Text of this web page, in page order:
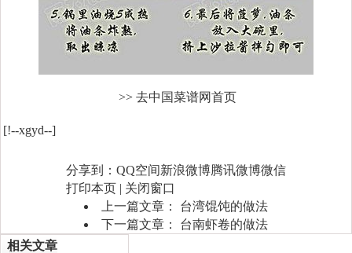
>> 去中国菜谱网首页
[!--xgyd--]
分享到： QQ空间新浪微博腾讯微博微信
打印本页 | 关闭窗口
上一篇文章： 台湾馄饨的做法
下一篇文章： 台南虾卷的做法
相关文章